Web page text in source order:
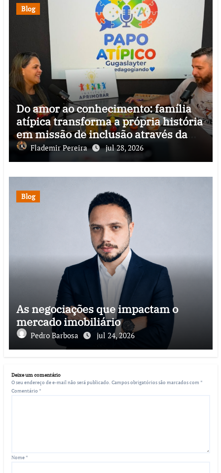
Blog
Do amor ao conhecimento: família
atípica transforma a própria história
em missão de inclusão através da
psicopedagogia, podcast e arte nas
ruas
Flademir Pereira jul 28, 2026
Blog
As negociações que impactam o
mercado imobiliário
Pedro Barbosa jul 24, 2026
Deixe um comentário
O seu endereço de e-mail não será publicado. Campos obrigatórios são marcados com *
Comentário *
Nome*